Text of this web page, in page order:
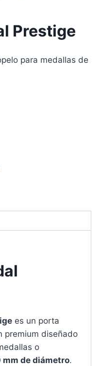
Prestige
para medallas de
es un porta
premium diseñado
o
mm de diámetro.